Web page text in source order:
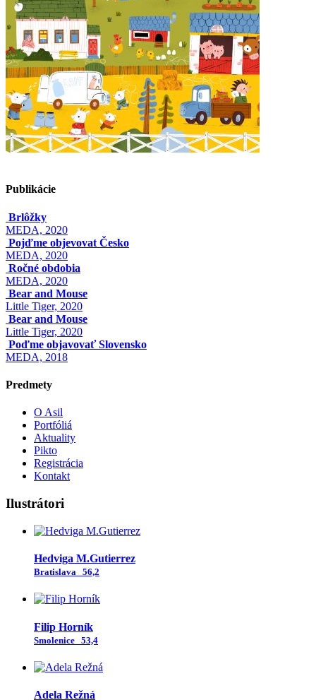
Publikácie
Brlôžky
MEDA, 2020
Pojďme objevovat Česko
MEDA, 2020
Ročné obdobia
MEDA, 2020
Bear and Mouse
Little Tiger, 2020
Bear and Mouse
Little Tiger, 2020
Poďme objavovať Slovensko
MEDA, 2018
Predmety
O Asil
Portfóliá
Aktuality
Pikto
Registrácia
Kontakt
Ilustrátori
Hedviga M.Gutierrez
Bratislava 56,2
Filip Horník
Smolenice 53,4
Adela Režná